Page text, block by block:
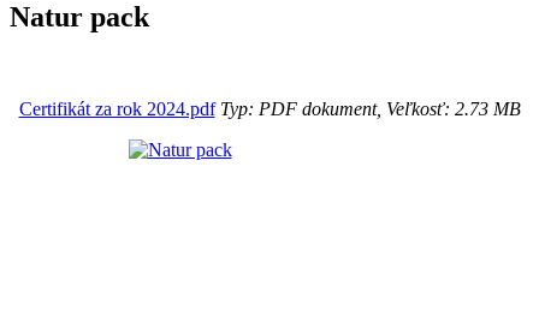
Natur pack
Certifikát za rok 2024.pdfTyp: PDF dokument, Veľkosť: 2.73 MB